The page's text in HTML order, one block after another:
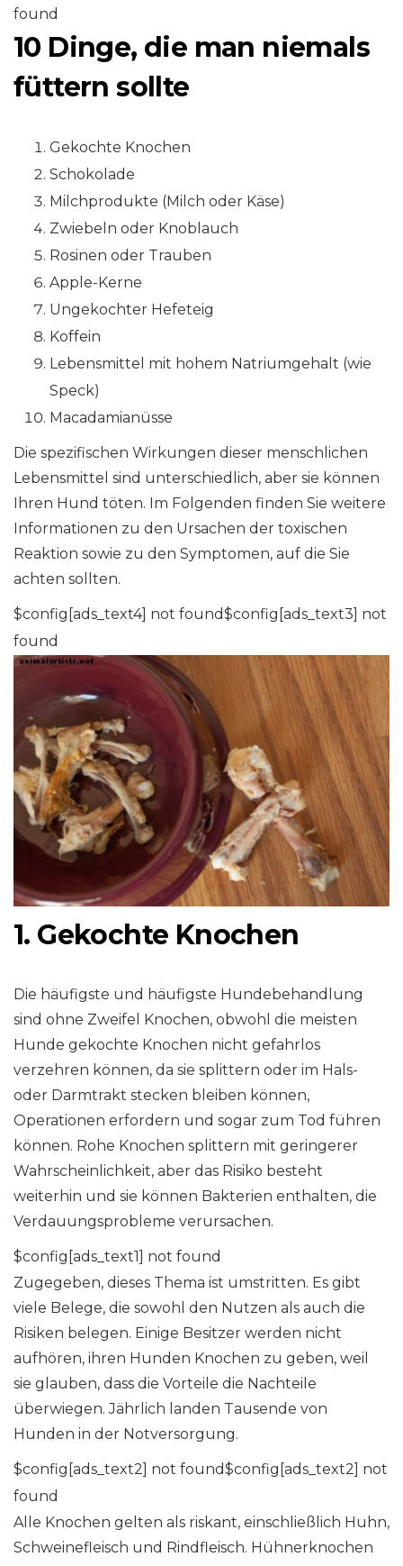
found
10 Dinge, die man niemals
füttern sollte
Gekochte Knochen
Schokolade
Milchprodukte (Milch oder Käse)
Zwiebeln oder Knoblauch
Rosinen oder Trauben
Apple-Kerne
Ungekochter Hefeteig
Koffein
Lebensmittel mit hohem Natriumgehalt (wie
Speck)
Macadamianüsse
Die spezifischen Wirkungen dieser menschlichen
Lebensmittel sind unterschiedlich, aber sie können
Ihren Hund töten. Im Folgenden finden Sie weitere
Informationen zu den Ursachen der toxischen
Reaktion sowie zu den Symptomen, auf die Sie
achten sollten.
$config[ads_text4] not found$config[ads_text3] not
found
1. Gekochte Knochen
Die häufigste und häufigste Hundebehandlung
sind ohne Zweifel Knochen, obwohl die meisten
Hunde gekochte Knochen nicht gefahrlos
verzehren können, da sie splittern oder im Hals-
oder Darmtrakt stecken bleiben können,
Operationen erfordern und sogar zum Tod führen
können. Rohe Knochen splittern mit geringerer
Wahrscheinlichkeit, aber das Risiko besteht
weiterhin und sie können Bakterien enthalten, die
Verdauungsprobleme verursachen.
$config[ads_text1] not found
Zugegeben, dieses Thema ist umstritten. Es gibt
viele Belege, die sowohl den Nutzen als auch die
Risiken belegen. Einige Besitzer werden nicht
aufhören, ihren Hunden Knochen zu geben, weil
sie glauben, dass die Vorteile die Nachteile
überwiegen. Jährlich landen Tausende von
Hunden in der Notversorgung.
$config[ads_text2] not found$config[ads_text2] not
found
Alle Knochen gelten als riskant, einschließlich Huhn,
Schweinefleisch und Rindfleisch. Hühnerknochen